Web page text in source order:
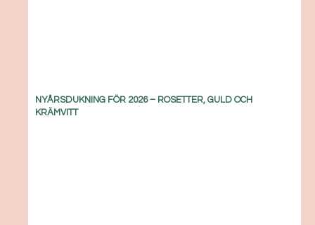
NYÅRSDUKNING FÖR 2026 – ROSETTER, GULD OCH
KRÄMVITT